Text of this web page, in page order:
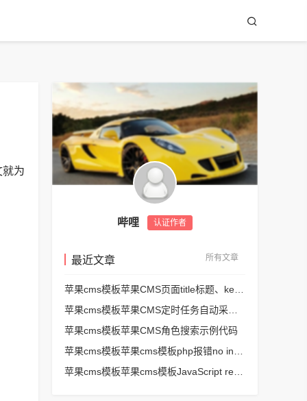
为
哔哩 认证作者
最近文章 所有文章
苹果cms模板苹果CMS角色搜索示例代码